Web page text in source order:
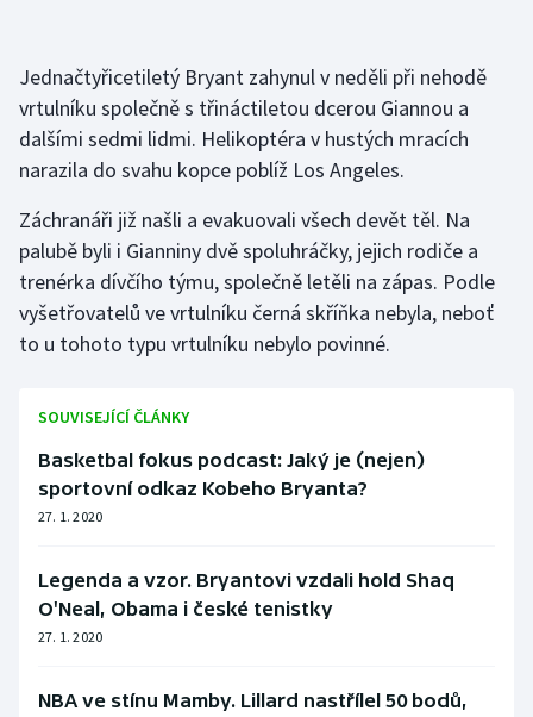
Triatlon
Veslování
Volejbal
Ostatní
Jednačtyřicetiletý Bryant zahynul v neděli při nehodě
vrtulníku společně s třináctiletou dcerou Giannou a
dalšími sedmi lidmi. Helikoptéra v hustých mracích
narazila do svahu kopce poblíž Los Angeles.
Záchranáři již našli a evakuovali všech devět těl. Na
palubě byli i Gianniny dvě spoluhráčky, jejich rodiče a
trenérka dívčího týmu, společně letěli na zápas. Podle
vyšetřovatelů ve vrtulníku černá skříňka nebyla, neboť
to u tohoto typu vrtulníku nebylo povinné.
SOUVISEJÍCÍ ČLÁNKY
Basketbal fokus podcast: Jaký je (nejen)
sportovní odkaz Kobeho Bryanta?
27. 1. 2020
Legenda a vzor. Bryantovi vzdali hold Shaq
O'Neal, Obama i české tenistky
27. 1. 2020
NBA ve stínu Mamby. Lillard nastřílel 50 bodů,